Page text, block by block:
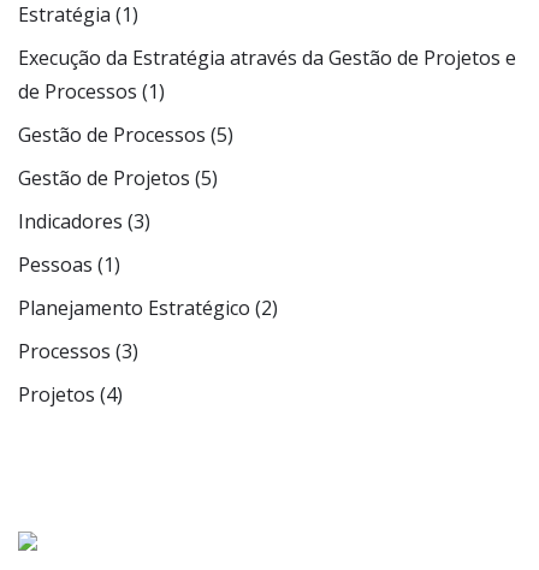
Estratégia (1)
Execução da Estratégia através da Gestão de Projetos e
de Processos (1)
Gestão de Processos (5)
Gestão de Projetos (5)
Indicadores (3)
Pessoas (1)
Planejamento Estratégico (2)
Processos (3)
Projetos (4)